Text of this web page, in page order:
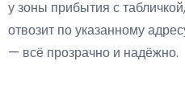
у зоны прибытия с
отвозит по указанному
— всё прозрачно и надёжно.